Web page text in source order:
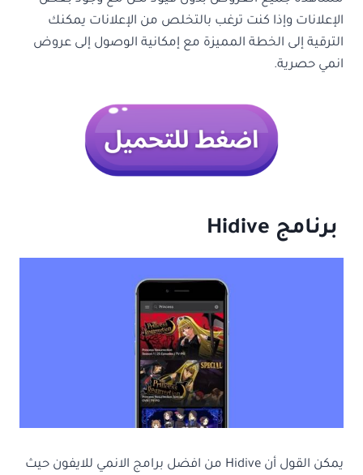
الإعلانات وإذا كنت ترغب بالتخلص من الإعلانات يمكنك
الترقية إلى الخطة المميزة مع إمكانية الوصول إلى عروض
انمي حصرية.
برنامج Hidive
يمكن القول أن Hidive من افضل برامج الانمي للايفون حيث